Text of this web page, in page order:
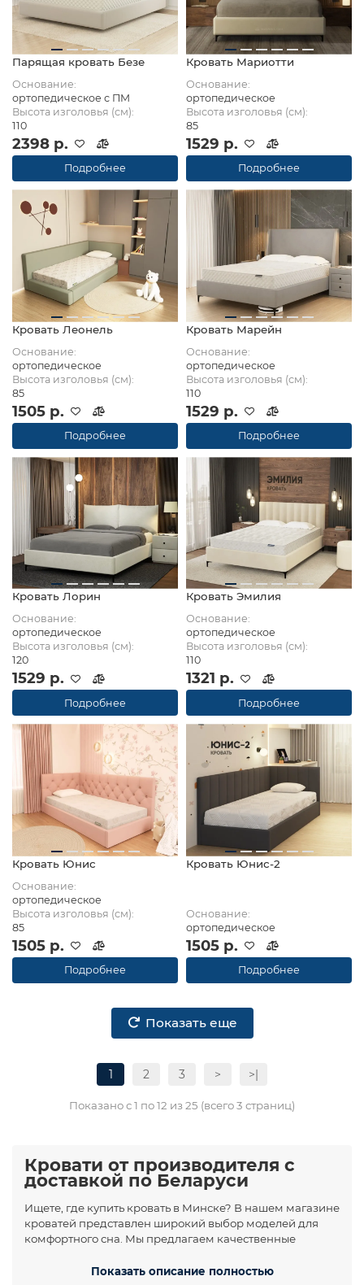
Парящая кровать Безе
Основание:
ортопедическое с ПМ
Высота изголовья (см):
110
2398 р.
Подробнее
Кровать Мариотти
Основание:
ортопедическое
Высота изголовья (см):
85
1529 р.
Подробнее
Кровать Леонель
Основание:
ортопедическое
Высота изголовья (см):
85
1505 р.
Подробнее
Кровать Марейн
Основание:
ортопедическое
Высота изголовья (см):
110
1529 р.
Подробнее
Кровать Лорин
Основание:
ортопедическое
Высота изголовья (см):
120
1529 р.
Подробнее
Кровать Эмилия
Основание:
ортопедическое
Высота изголовья (см):
110
1321 р.
Подробнее
Кровать Юнис
Основание:
ортопедическое
Высота изголовья (см):
85
1505 р.
Подробнее
Кровать Юнис-2
Основание:
ортопедическое
1505 р.
Подробнее
Показать еще
1 2 3 > >|
Показано с 1 по 12 из 25 (всего 3 страниц)
Кровати от производителя с
доставкой по Беларуси
Ищете, где купить кровать в Минске? В нашем магазине
кроватей представлен широкий выбор моделей для
комфортного сна. Мы предлагаем качественные
двуспальных.Показать описание полностью